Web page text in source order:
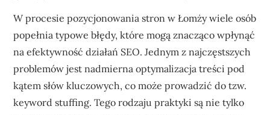
W procesie pozycjonowania stron w Łomży wiele osób
popełnia typowe błędy, które mogą znacząco wpłynąć
na efektywność działań SEO. Jednym z najczęstszych
problemów jest nadmierna optymalizacja treści pod
kątem słów kluczowych, co może prowadzić do tzw.
keyword stuffing. Tego rodzaju praktyki są nie tylko